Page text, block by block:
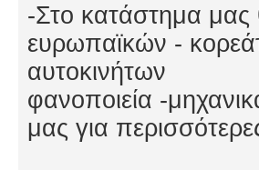
-Στο κατάστημα μας
ευρωπαϊκών -
αυτοκινήτων
φανοποιεία -
μας για